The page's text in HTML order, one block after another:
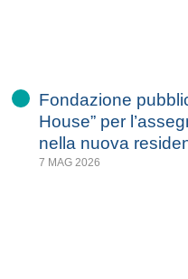
Fondazione
House” per
nella nuova
7 MAG 2026